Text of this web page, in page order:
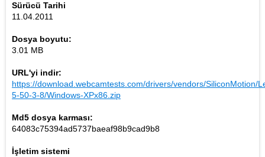
Sürücü Tarihi
11.04.2011
Dosya boyutu:
3.01 MB
URL'yi indir:
https://download.webcamtests.com/drivers/vendors/SiliconMotion/
5-50-3-8/Windows-XPx86.zip
Md5 dosya karması:
64083c75394ad5737baeaf98b9cad9b8
İşletim sistemi